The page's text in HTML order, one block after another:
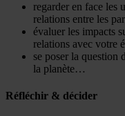
regarder en face les
relations entre les
évaluer les impacts
relations avec votre
se poser la question
la planète…
Réfléchir & décider